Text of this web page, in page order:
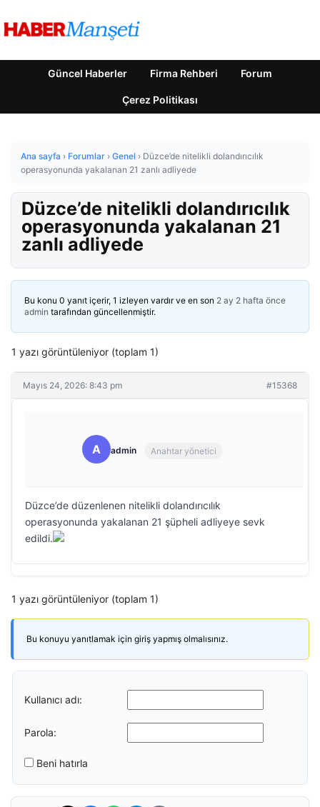
Güncel Haberler Firma Rehberi Forum
Çerez Politikası
Ana sayfa › Forumlar › Genel › Düzce’de nitelikli dolandırıcılık
operasyonunda yakalanan 21 zanlı adliyede
Düzce’de nitelikli dolandırıcılık
operasyonunda yakalanan 21
zanlı adliyede
Bu konu 0 yanıt içerir, 1 izleyen vardır ve en son 2 ay 2 hafta önce
admin tarafından güncellenmiştir.
1 yazı görüntüleniyor (toplam 1)
Mayıs 24, 2026: 8:43 pm #15368
A admin Anahtar yönetici
Düzce’de düzenlenen nitelikli dolandırıcılık
operasyonunda yakalanan 21 şüpheli adliyeye sevk
edildi.
1 yazı görüntüleniyor (toplam 1)
Bu konuyu yanıtlamak için giriş yapmış olmalısınız.
Kullanıcı adı:
Parola:
Beni hatırla